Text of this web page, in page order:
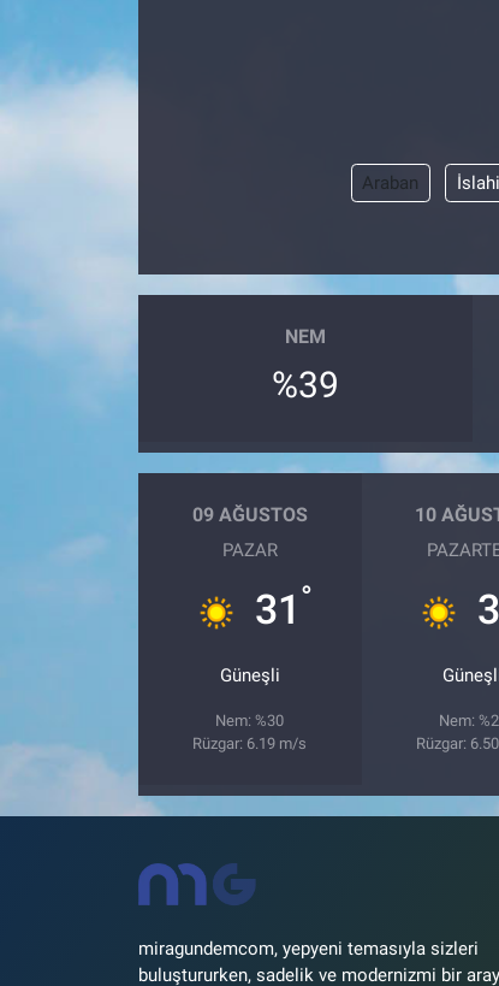
Araban
NEM
%39
09 AĞUSTOS
PAZAR
31 °
Güneşli
Nem: %30
Rüzgar: 6.19 m/s
10
Nem:
Rüzgar:
miragundemcom, yepyeni temasıyla sizleri
buluştururken, sadelik ve modernizmi bir